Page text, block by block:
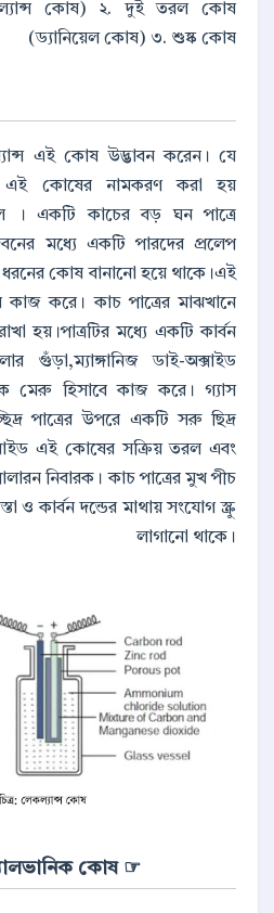
কোষ) ২. দুই তরল কোষ
(ড্যানিয়েল কোষ) ৩. শুষ্ক কোষ
এই কোষ উদ্ভাবন করেন। যে
এই কোষের নামকরণ করা হয়
। একটি কাচের বড় ঘন পাত্রে
মধ্যে একটি পারদের প্রলেপ
ধরনের কোষ বানানো হয়ে থাকে।এই
কাজ করে। কাচ পাত্রের মাঝখানে
হয়।পাত্রটির মধ্যে একটি কার্বন
গুঁড়া,ম্যাঙ্গানিজ ডাই-অক্সাইড
মেরু হিসাবে কাজ করে। গ্যাস
পাত্রের উপরে একটি সরু ছিদ্র
এই কোষের সক্রিয় তরল এবং
নিবারক। কাচ পাত্রের মুখ পীচ
ও কার্বন দন্ডের মাথায় সংযোগ স্ক্রু
লাগানো থাকে।
☞ ড্যানিয়েল কোষ বা গ্যালভানিক কোষ